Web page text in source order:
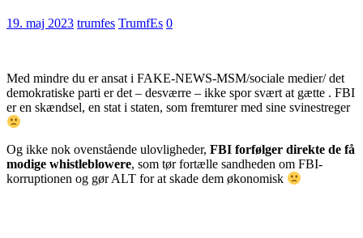
19. maj 2023 trumfes TrumfEs 0
Med mindre du er ansat i FAKE-NEWS-MSM/sociale medier/ det
demokratiske parti er det – desværre – ikke spor svært at gætte . FBI
er en skændsel, en stat i staten, som fremturer med sine svinestreger
Og ikke nok ovenstående ulovligheder, FBI forfølger direkte de få
modige whistleblowere, som tør fortælle sandheden om FBI-
korruptionen og gør ALT for at skade dem økonomisk